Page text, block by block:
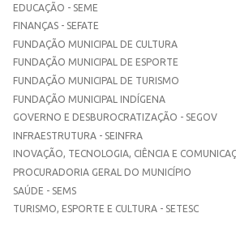
EDUCAÇÃO - SEME
FINANÇAS - SEFATE
FUNDAÇÃO MUNICIPAL DE CULTURA
FUNDAÇÃO MUNICIPAL DE ESPORTE
FUNDAÇÃO MUNICIPAL DE TURISMO
FUNDAÇÃO MUNICIPAL INDÍGENA
GOVERNO E DESBUROCRATIZAÇÃO - SEGOV
INFRAESTRUTURA - SEINFRA
INOVAÇÃO, TECNOLOGIA, CIÊNCIA E
PROCURADORIA GERAL DO MUNICÍPIO
SAÚDE - SEMS
TURISMO, ESPORTE E CULTURA - SETESC